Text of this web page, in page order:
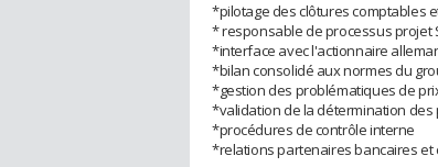
*pilotage des clôtures comptables
* responsable de processus projet
*interface avec l'actionnaire
*bilan consolidé aux normes du
*gestion des problématiques de
*validation de la détermination des
*procédures de contrôle interne
*relations partenaires bancaires et